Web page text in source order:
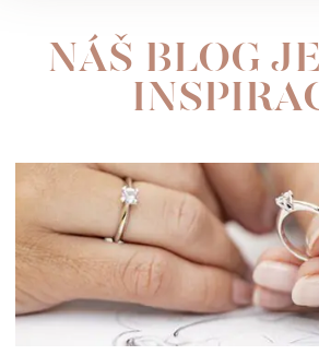
NÁŠ BLOG